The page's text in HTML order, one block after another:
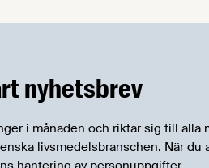
Sveriges
nyhetsbrev
i månaden och riktar sig till alla
livsmedelsbranschen. När du